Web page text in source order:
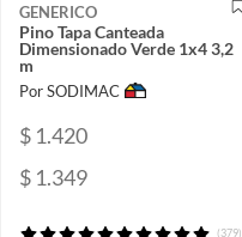
GENERICO
Pino Tapa Canteada
Dimensionado Verde 1x4 3,2
m
Por SODIMAC
$ 1.420
$ 1.349
(379)